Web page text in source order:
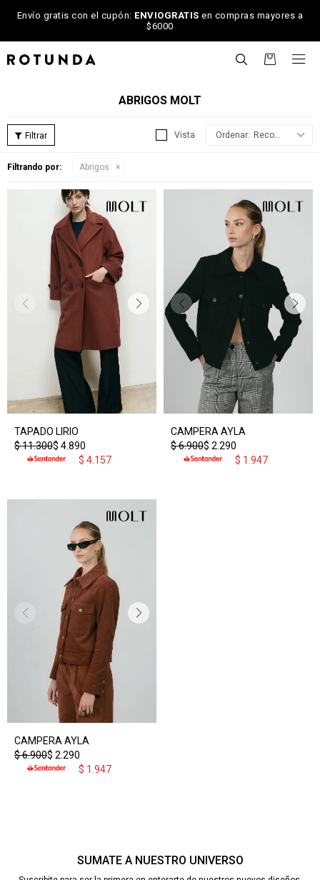
Envío gratis con el cupón: ENVIOGRATIS en compras mayores a
$6000

ABRIGOS MOLT
Recomendados
Filtrando por: Abrigos
TAPADO LIRIO
$ 4.890
$11.300
$ 4.157
CAMPERA AYLA
$ 2.290
$6.900
$ 1.947
CAMPERA AYLA
$ 2.290
$6.900
$ 1.947
SUMATE A NUESTRO UNIVERSO